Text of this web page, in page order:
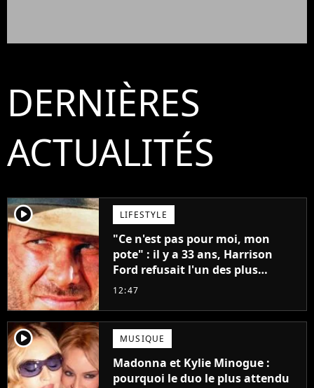
DERNIÈRES
ACTUALITÉS
player2 LIFESTYLE
"Ce n'est pas pour moi, mon
pote" : il y a 33 ans, Harrison
Ford refusait l'un des plus
grands succès de tous les temps
12:47
player2 MUSIQUE
Madonna et Kylie Minogue :
pourquoi le duo le plus attendu